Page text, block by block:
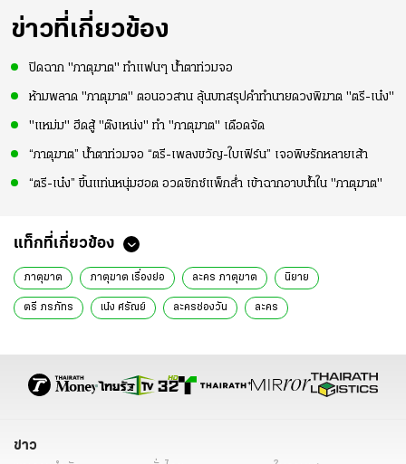
ข่าวที่เกี่ยวข้อง
ปิดฉาก "ภาตุฆาต" ทำแฟนๆ น้ำตาท่วมจอ
ห้ามพลาด "ภาตุฆาต" ตอนอวสาน ลุ้นบทสรุปคำทำนายดวงพิฆาต "ตรี-เน๋ง"
"แหม่ม" ฮึดสู้ "ต๊งเหน่ง" ทำ "ภาตุฆาต" เดือดจัด
“ภาตุฆาต” น้ำตาท่วมจอ “ตรี-เพลงขวัญ-ใบเฟิร์น” เจอพิษรักหลายเส้า
“ตรี-เน๋ง” ขึ้นแท่นหนุ่มฮอต อวดซิกซ์แพ็กล่ำ เข้าฉากอาบน้ำใน "ภาตุฆาต"
แท็กที่เกี่ยวข้อง
ภาตุฆาต ภาตุฆาต เรื่องย่อ ละคร ภาตุฆาต นิยาย
ตรี ภรภัทร เน๋ง ศรัณย์ ละครช่องวัน ละคร
ข่าว